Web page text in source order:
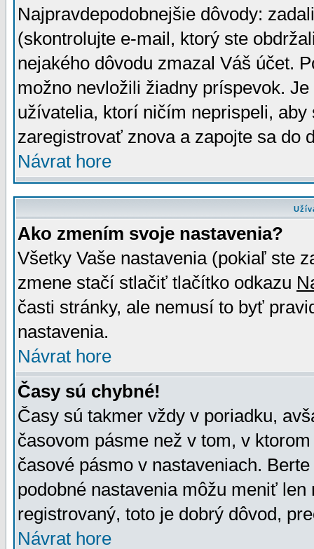
Najpravdepodobnejšie dôvody:
(skontrolujte e-mail, ktorý ste
nejakého dôvodu zmazal Váš účet.
možno nevložili žiadny príspevok.
užívatelia, ktorí ničím neprispeli,
zaregistrovať znova a zapojte sa do
Návrat hore
Ako zmením svoje nastavenia?
Všetky Vaše nastavenia (pokiaľ ste
zmene stačí stlačiť tlačítko odkazu
časti stránky, ale nemusí to byť
nastavenia.
Návrat hore
Časy sú chybné!
Časy sú takmer vždy v poriadku,
časovom pásme než v tom, v
časové pásmo v nastaveniach.
podobné nastavenia môžu meniť
registrovaný, toto je dobrý dôvod,
Návrat hore